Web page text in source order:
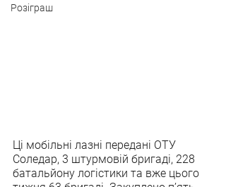
Розіграш
Ці мобільні лазні передані ОТУ
Соледар, 3 штурмовій бригаді, 228
батальйону логістики та вже цього